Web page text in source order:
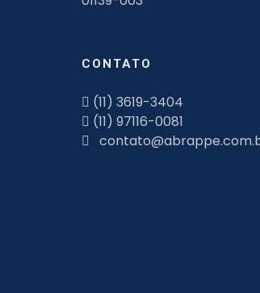
CONTATO
(11) 3619-3404
(11) 97116-0081